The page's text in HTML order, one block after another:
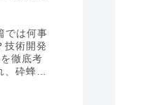
では何事
技術開発
徹底考
砕蜂の